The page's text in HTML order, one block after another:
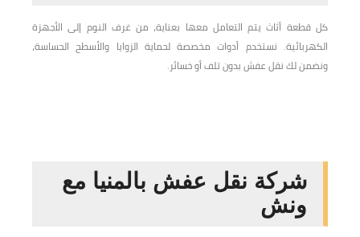
كل قطعة أثاث يتم التعامل معها بعناية، من غرف النوم إلى الأجهزة
الكهربائية. نستخدم أدوات مخصصة لحماية الزوايا والأسطح الحساسة،
ونضمن لك نقل عفش بدون تلف أو خسائر.
شركة نقل عفش بالمنيا مع
ونش